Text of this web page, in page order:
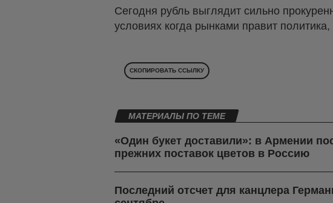
Сегодня рубль выглядит сильно
условиях когда рынками правит
СКОПИРОВАТЬ ССЫЛКУ
МАТЕРИАЛЫ ПО ТЕМЕ
«Один букет доставили»: в Армении
прежних поставок цветов в Россию
Последний отсчет для канцлера